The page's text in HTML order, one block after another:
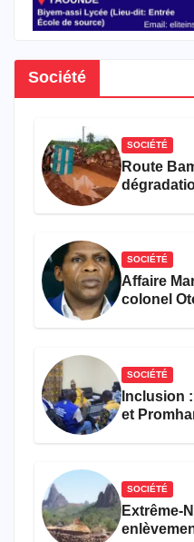
Société
SOCIÉTÉ
Route
SOCIÉTÉ
Affaire
colonel
SOCIÉTÉ
Inclusion
et
SOCIÉTÉ
Extrême-